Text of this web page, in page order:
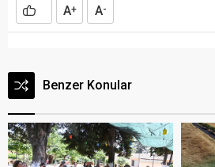
A+ A-
Benzer Konular